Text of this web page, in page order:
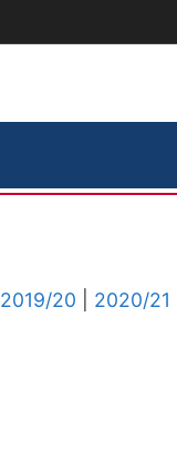
2019/20
2020/21